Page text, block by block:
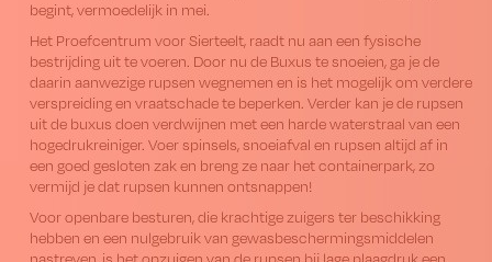
begint, vermoedelijk in mei.
Het Proefcentrum voor Sierteelt, raadt nu aan een fysische
bestrijding uit te voeren. Door nu de Buxus te snoeien, ga je de
daarin aanwezige rupsen wegnemen en is het mogelijk om verdere
verspreiding en vraatschade te beperken. Verder kan je de rupsen
uit de buxus doen verdwijnen met een harde waterstraal van een
hogedrukreiniger. Voer spinsels, snoeiafval en rupsen altijd af in
een goed gesloten zak en breng ze naar het containerpark, zo
vermijd je dat rupsen kunnen ontsnappen!
Voor openbare besturen, die krachtige zuigers ter beschikking
hebben en een nulgebruik van gewasbeschermingsmiddelen